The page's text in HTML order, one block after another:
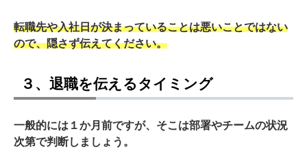
転職先や入社日が決まっていることは悪いことではない
ので、隠さず伝えてください。
３、退職を伝えるタイミング
一般的には１か月前ですが、そこは部署やチームの状況
次第で判断しましょう。